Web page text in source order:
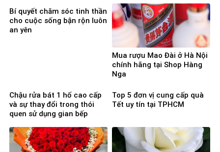
Bí quyết chăm sóc tinh thần
cho cuộc sống bận rộn luôn
an yên
Mua rượu Mao Đài ở Hà Nội
chính hãng tại Shop Hàng
Nga
Chậu rửa bát 1 hố cao cấp
và sự thay đổi trong thói
quen sử dụng gian bếp
Top 5 đơn vị cung cấp quà
Tết uy tín tại TPHCM